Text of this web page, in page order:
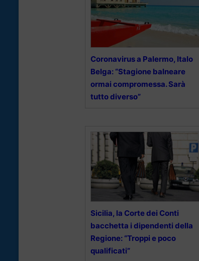
Coronavirus a Palermo, Italo
Belga: “Stagione balneare
ormai compromessa. Sarà
tutto diverso”
Sicilia, la Corte dei Conti
bacchetta i dipendenti della
Regione: “Troppi e poco
qualificati”